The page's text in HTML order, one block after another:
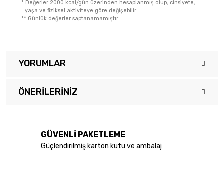
* Değerler 2000 kcal/gün üzerinden hesaplanmış olup, cinsiyete,
yaşa ve fiziksel aktiviteye göre değişebilir.
** Günlük değerler saptanamamıştır.
YORUMLAR
Bu ürüne ilk yorumu siz yapın!
ÖNERILERINIZ
tarafımıza iletebilirsiniz.
Görüş ve önerileriniz için teşekkür ederiz.
GÜVENLİ PAKETLEME
Güçlendirilmiş karton kutu ve ambalaj